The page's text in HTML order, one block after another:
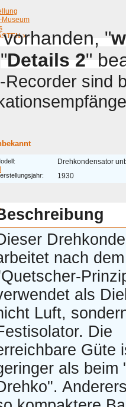
Museum
>
"
"Details 2"
Recorder sind
Drehkondensator
1930
nach dem
als
Luft,
Die
Güte
als beim